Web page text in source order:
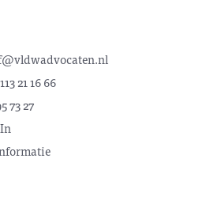
21 16 66
73 27